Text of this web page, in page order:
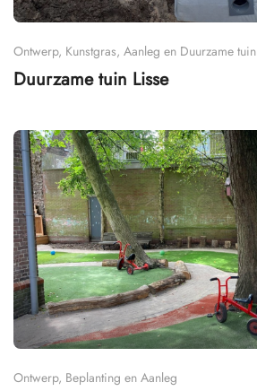
Ontwerp, Kunstgras, Aanleg en Duurzame tuin
Duurzame tuin Lisse
Ontwerp, Beplanting en Aanleg